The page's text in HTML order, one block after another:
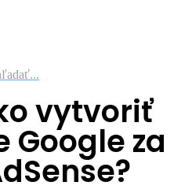
vytvoriť
za